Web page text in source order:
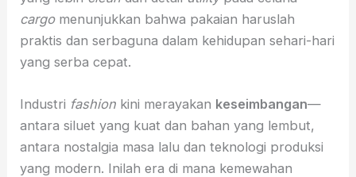
cargomenunjukkan bahwa pakaian haruslah
praktis dan serbaguna dalam kehidupan sehari-hari
yang serba cepat.
Industri fashion kini merayakan keseimbangan—
antara siluet yang kuat dan bahan yang lembut,
antara nostalgia masa lalu dan teknologi produksi
yang modern. Inilah era di mana kemewahan